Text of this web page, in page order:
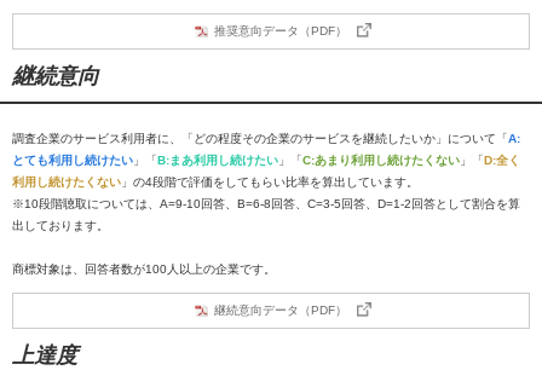
推奨意向データ（PDF）
継続意向
調査企業のサービス利用者に、「どの程度その企業のサービスを継続したいか」について「A:
とても利用し続けたい 」「B:まあ利用し続けたい 」「C:あまり利用し続けたくない 」「D:全く
利用し続けたくない 」の4段階で評価をしてもらい比率を算出しています。
※10段階聴取については、A=9-10回答、B=6-8回答、C=3-5回答、D=1-2回答として割合を算
出しております。
商標対象は、回答者数が100人以上の企業です。
継続意向データ（PDF）
上達度